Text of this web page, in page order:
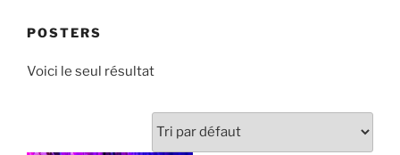
POSTERS
Voici le seul résultat